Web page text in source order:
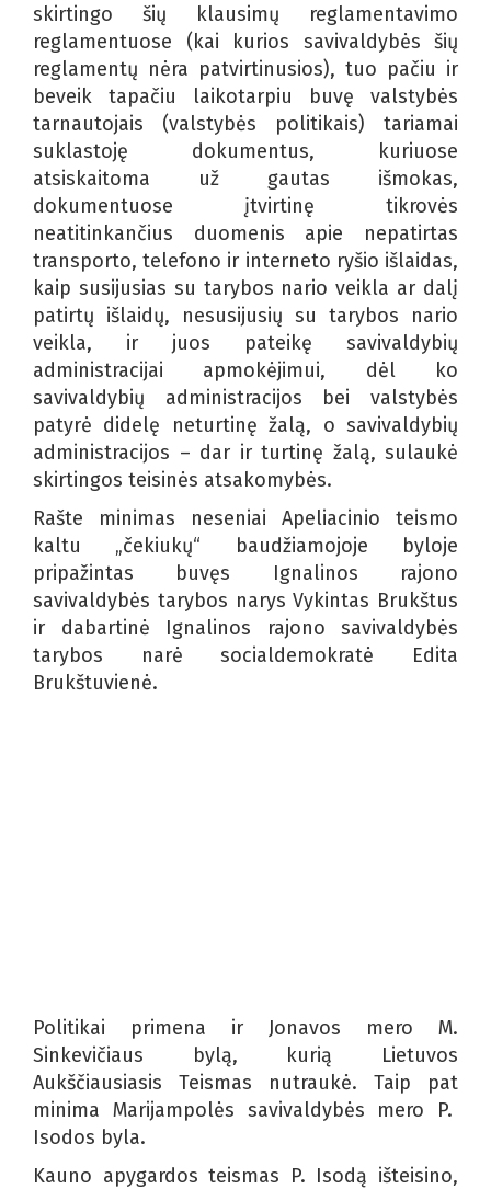
skirtingo šių klausimų reglamentavimo
reglamentuose (kai kurios savivaldybės šių
reglamentų nėra patvirtinusios), tuo pačiu ir
beveik tapačiu laikotarpiu buvę valstybės
tarnautojais (valstybės politikais) tariamai
suklastoję dokumentus, kuriuose
atsiskaitoma už gautas išmokas,
dokumentuose įtvirtinę tikrovės
neatitinkančius duomenis apie nepatirtas
transporto, telefono ir interneto ryšio išlaidas,
kaip susijusias su tarybos nario veikla ar dalį
patirtų išlaidų, nesusijusių su tarybos nario
veikla, ir juos pateikę savivaldybių
administracijai apmokėjimui, dėl ko
savivaldybių administracijos bei valstybės
patyrė didelę neturtinę žalą, o savivaldybių
administracijos – dar ir turtinę žalą, sulaukė
skirtingos teisinės atsakomybės.
Rašte minimas neseniai Apeliacinio teismo
kaltu „čekiukų“ baudžiamojoje byloje
pripažintas buvęs Ignalinos rajono
savivaldybės tarybos narys Vykintas Brukštus
ir dabartinė Ignalinos rajono savivaldybės
tarybos narė socialdemokratė Edita
Brukštuvienė.
Politikai primena ir Jonavos mero M.
Sinkevičiaus bylą, kurią Lietuvos
Aukščiausiasis Teismas nutraukė. Taip pat
minima Marijampolės savivaldybės mero P.
Isodos byla.
Kauno apygardos teismas P. Isodą išteisino,